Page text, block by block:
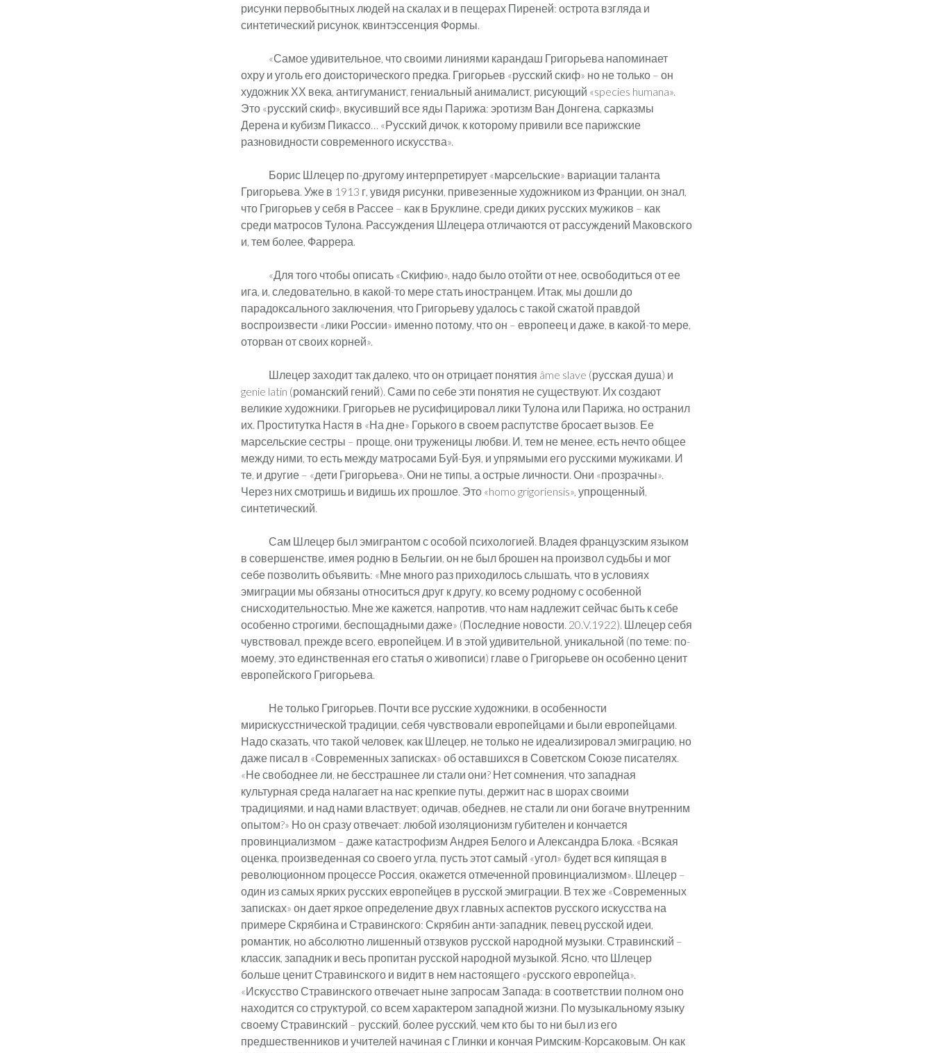
рисунки первобытных людей на скалах и в пещерах Пиреней: острота взгляда и
синтетический рисунок, квинтэссенция Формы.
«Самое удивительное, что своими линиями карандаш Григорьева напоминает
охру и уголь его доисторического предка. Григорьев «русский скиф» но не только – он
художник ХХ века, антигуманист, гениальный анималист, рисующий «species humana».
Это «русский скиф», вкусивший все яды Парижа: эротизм Ван Донгена, сарказмы
Дерена и кубизм Пикассо… «Русский дичок, к которому привили все парижские
разновидности современного искусства».
Борис Шлецер по-другому интерпретирует «марсельские» вариации таланта
Григорьева. Уже в 1913 г, увидя рисунки, привезенные художником из Франции, он знал,
что Григорьев у себя в Рассее – как в Бруклине, среди диких русских мужиков – как
среди матросов Тулона. Рассуждения Шлецера отличаются от рассуждений Маковского
и, тем более, Фаррера.
«Для того чтобы описать «Скифию», надо было отойти от нее, освободиться от ее
ига, и, следовательно, в какой-то мере стать иностранцем. Итак, мы дошли до
парадоксального заключения, что Григорьеву удалось с такой сжатой правдой
воспроизвести «лики России» именно потому, что он – европеец и даже, в какой-то мере,
оторван от своих корней».
Шлецер заходит так далеко, что он отрицает понятия âme slave (русская душа) и
genie latin (романский гений). Сами по себе эти понятия не существуют. Их создают
великие художники. Григорьев не русифицировал лики Тулона или Парижа, но остранил
их. Проститутка Настя в «На дне» Горького в своем распутстве бросает вызов. Ее
марсельские сестры – проще, они труженицы любви. И, тем не менее, есть нечто общее
между ними, то есть между матросами Буй-Буя, и упрямыми его русскими мужиками. И
те, и другие – «дети Григорьева». Они не типы, а острые личности. Они «прозрачны».
Через них смотришь и видишь их прошлое. Это «homo grigoriensis», упрощенный,
синтетический.
Сам Шлецер был эмигрантом с особой психологией. Владея французским языком
в совершенстве, имея родню в Бельгии, он не был брошен на произвол судьбы и мог
себе позволить объявить: «Мне много раз приходилось слышать, что в условиях
эмиграции мы обязаны относиться друг к другу, ко всему родному с особенной
снисходительностью. Мне же кажется, напротив, что нам надлежит сейчас быть к себе
особенно строгими, беспощадными даже» (Последние новости. 20.V.1922). Шлецер себя
чувствовал, прежде всего, европейцем. И в этой удивительной, уникальной (по теме: по-
моему, это единственная его статья о живописи) главе о Григорьеве он особенно ценит
европейского Григорьева.
Не только Григорьев. Почти все русские художники, в особенности
мирискусстнической традиции, себя чувствовали европейцами и были европейцами.
Надо сказать, что такой человек, как Шлецер, не только не идеализировал эмиграцию, но
даже писал в «Современных записках» об оставшихся в Советском Союзе писателях.
«Не свободнее ли, не бесстрашнее ли стали они? Нет сомнения, что западная
культурная среда налагает на нас крепкие путы, держит нас в шорах своими
традициями, и над нами властвует; одичав, обеднев, не стали ли они богаче внутренним
опытом?» Но он сразу отвечает: любой изоляционизм губителен и кончается
провинциализмом – даже катастрофизм Андрея Белого и Александра Блока. «Всякая
оценка, произведенная со своего угла, пусть этот самый «угол» будет вся кипящая в
революционном процессе Россия, окажется отмеченной провинциализмом». Шлецер –
один из самых ярких русских европейцев в русской эмиграции. В тех же «Современных
записках» он дает яркое определение двух главных аспектов русского искусства на
примере Скрябина и Стравинского: Скрябин анти-западник, певец русской идеи,
романтик, но абсолютно лишенный отзвуков русской народной музыки. Стравинский –
классик, западник и весь пропитан русской народной музыкой. Ясно, что Шлецер
больше ценит Стравинского и видит в нем настоящего «русского европейца».
«Искусство Стравинского отвечает ныне запросам Запада: в соответствии полном оно
находится со структурой, со всем характером западной жизни. По музыкальному языку
своему Стравинский – русский, более русский, чем кто бы то ни был из его
предшественников и учителей начиная с Глинки и кончая Римским-Корсаковым. Он как